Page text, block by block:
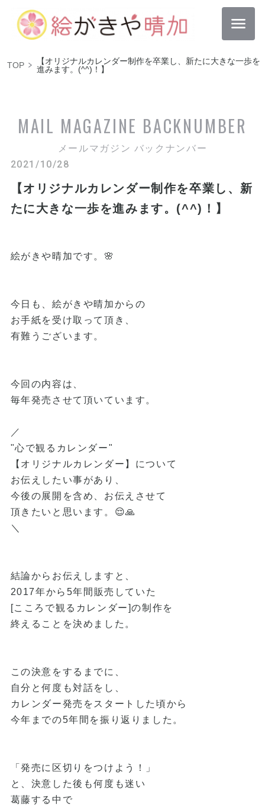
TOP
【オリジナルカレンダー制作を卒業し、新たに大きな一歩を
進みます。(^^)！】
MAIL MAGAZINE BACKNUMBER
メールマガジン バックナンバー
2021/10/28
【オリジナルカレンダー制作を卒業し、新
たに大きな一歩を進みます。(^^)！】
絵がきや晴加です。🌸
今日も、絵がきや晴加からの
お手紙を受け取って頂き、
有難うございます。
今回の内容は、
毎年発売させて頂いています。
／
"心で観るカレンダー"
【オリジナルカレンダー】について
お伝えしたい事があり、
今後の展開を含め、お伝えさせて
頂きたいと思います。😌🙏
＼
結論からお伝えしますと、
2017年から5年間販売していた
[こころで観るカレンダー]の制作を
終えることを決めました。
この決意をするまでに、
自分と何度も対話をし、
カレンダー発売をスタートした頃から
今年までの5年間を振り返りました。
「発売に区切りをつけよう！」
と、決意した後も何度も迷い
葛藤する中で